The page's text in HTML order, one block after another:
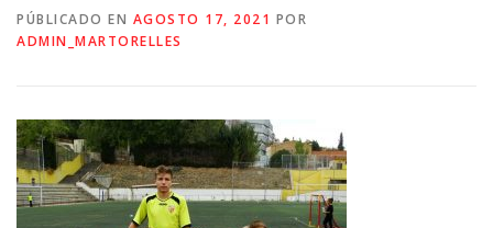
INSCRIU-TE BOTIGA ONLINE
PÚBLICADO EN AGOSTO 17, 2021 POR
ADMIN_MARTORELLES